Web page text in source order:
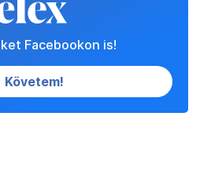
Facebookon is!
Követem!